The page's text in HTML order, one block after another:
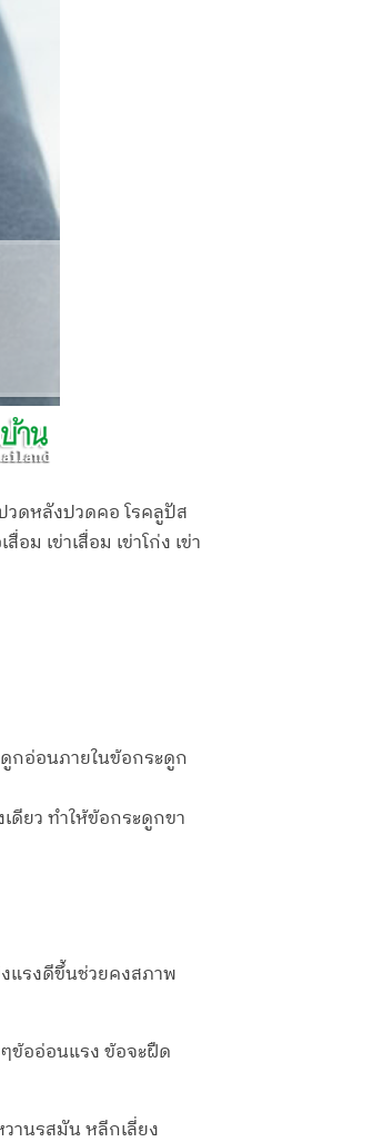
วดหลังปวดคอ โรคลูปัส
เข่าเสื่อม เข่าโก่ง เข่า
กอ่อนภายในข้อกระดูก
ดียว ทำให้ข้อกระดูกขา
แรงดีขึ้นช่วยคงสภาพ
ข้ออ่อนแรง ข้อจะฝืด
านรสมัน หลีกเลี่ยง